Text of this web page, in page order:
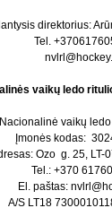
direktorius:
Tel.
vaikų ledo
Nacionalinė vaikų
Įmonės kodas:
Ozo g. 25, LT-
Tel.: +370
El. paštas:
A/S LT18